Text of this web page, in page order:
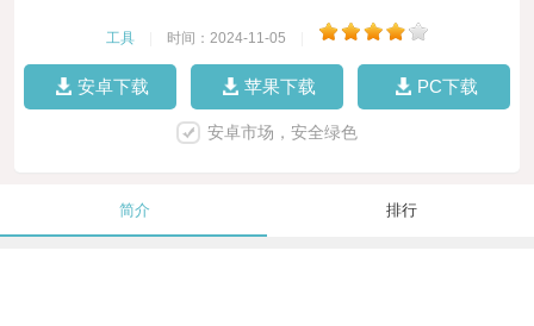
工具 时间：2024-11-05
安卓下载 苹果下载 PC下载
安卓市场，安全绿色
简介 排行